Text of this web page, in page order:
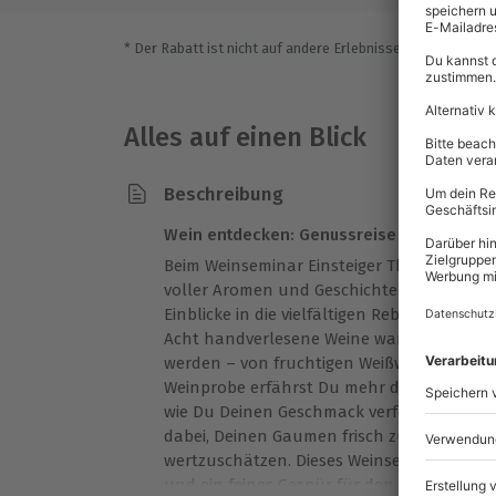
* Der Rabatt ist nicht auf andere Erlebnisse bei der
Alles auf einen Blick
Beschreibung
Wein entdecken: Genussreise für
Beim Weinseminar Einsteiger Thun öffnet
voller Aromen und Geschichten. In
Einblicke in die vielfältigen Rebsorten und
Acht handverlesene Weine warten darauf,
werden – von fruchtigen Weißweinen bis
Weinprobe erfährst Du mehr darüber,
wie Du Deinen Geschmack verfeinern
dabei, Deinen Gaumen frisch zu halten
wertzuschätzen. Dieses Weinseminar in
und ein feines Gespür für den Genuss